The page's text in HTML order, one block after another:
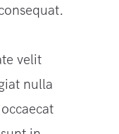
velit
nulla